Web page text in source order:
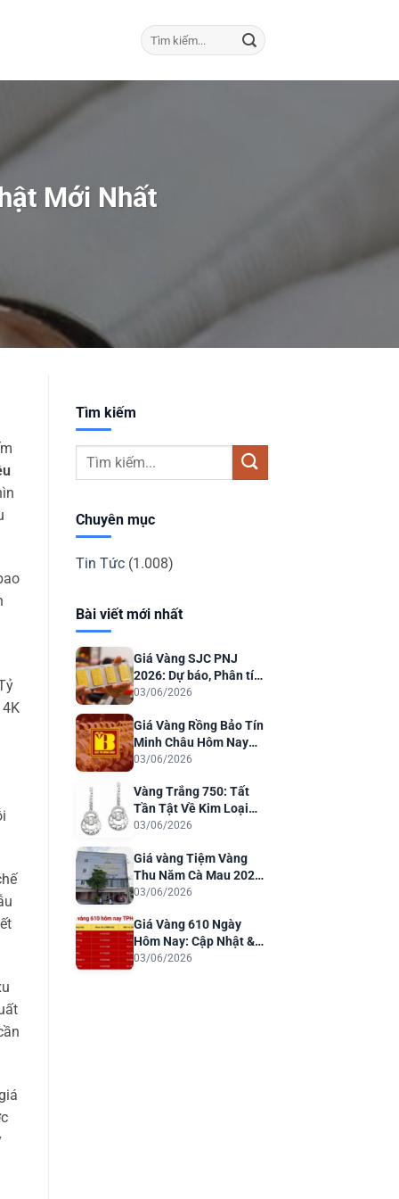
Mới Nhất
Tìm kiếm
Chuyên mục
Tin Tức(1.008)
Bài viết mới nhất
Giá Vàng SJC PNJ
2026: Dự báo, Phân tích
& Lời khuyên Đầu tư
03/06/2026
Giá Vàng Rồng Bảo Tín
Minh Châu Hôm Nay
2026: Dự Báo & Phân
03/06/2026
Vàng Trắng 750: Tất
Tần Tật Về Kim Loại
Quý Cho Trang Sức
03/06/2026
Giá vàng Tiệm Vàng
Thu Năm Cà Mau 2026:
Cập Nhật & Phân Tích
03/06/2026
Giá Vàng 610 Ngày
Hôm Nay: Cập Nhật &
Dự Báo 2026
03/06/2026